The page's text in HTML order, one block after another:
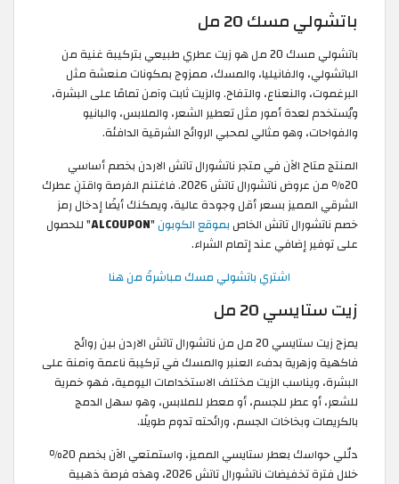
باتشولي مسك 20 مل
باتشولي مسك 20 مل هو زيت عطري طبيعي بتركيبة غنية من
الباتشولي، والفانيليا، والمسك، ممزوج بمكونات منعشة مثل
البرغموت، والنعناع، والتفاح. والزيت ثابت وآمن تمامًا على البشرة،
ويُستخدم لعدة أمور مثل تعطير الشعر، والملابس، والبانيو
والفواحات، وهو مثالي لمحبي الروائح الشرقية الدافئة.
المنتج متاح الآن في متجر ناتشورال تاتش الاردن بخصم أساسي
20٪ من عروض ناتشورال تاتش 2026. فاغتنم الفرصة واقتنِ عطرك
الشرقي المميز بسعر أقل وجودة عالية، ويمكنك أيضًا إدخال رمز
خصم ناتشورال تاتش الخاص بموقع الكوبون"
ALCOUPON" للحصول
على توفير إضافي عند إتمام الشراء.
اشتري باتشولي مسك مباشرةً من هنا
زيت ستايسي 20 مل
يمزج زيت ستايسي 20 مل من ناتشورال تاتش الاردن بين روائح
فاكهية وزهرية بدفء العنبر والمسك في تركيبة ناعمة وآمنة على
البشرة، ويناسب الزيت مختلف الاستخدامات اليومية، فهو خمرية
للشعر، أو عطر للجسم، أو معطر للملابس، وهو سهل الدمج
بالكريمات وبخاخات الجسم، ورائحته تدوم طويلًا.
دلّلي حواسك بعطر ستايسي المميز، واستمتعي الآن بخصم 20٪
خلال فترة تخفيضات ناتشورال تاتش 2026، وهذه فرصة ذهبية